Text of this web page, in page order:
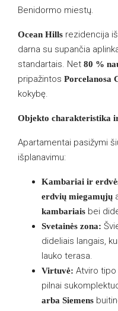
Benidormo miestų.
Ocean Hills rezidencija
darna su supančia
standartais. Net 80 %
pripažintos Porcelanosa
kokybę.
Objekto charakteristika
Apartamentai pasižymi
išplanavimu:
Kambariai ir
erdvių miegamųjų
kambariais bei
Svetainės zona:
dideliais langais,
lauko terasa.
Virtuvė: Atviro tipo
pilnai
arba Siemens